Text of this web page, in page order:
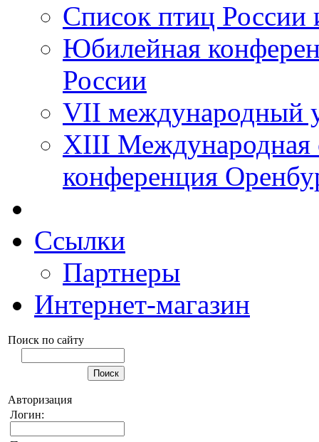
Список птиц России
Юбилейная
России
VII международный
XIII Международная
конференция
Ссылки
Партнеры
Интернет-магазин
Поиск по сайту
Авторизация
Логин: